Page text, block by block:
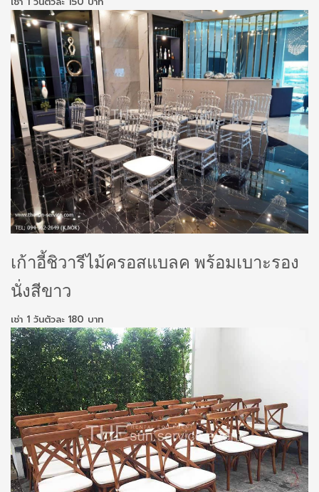
เก้าอี้ชิวารีไม้ครอสแบลค พร้อมเบาะรอง
นั่งสีขาว
เช่า 1 วันตัวละ 180 บาท